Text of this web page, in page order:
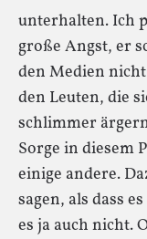
unterhalten. Ich
große Angst, er
den Medien
den Leuten, die
schlimmer
Sorge in diesem
einige andere.
sagen, als dass
es ja auch nicht.